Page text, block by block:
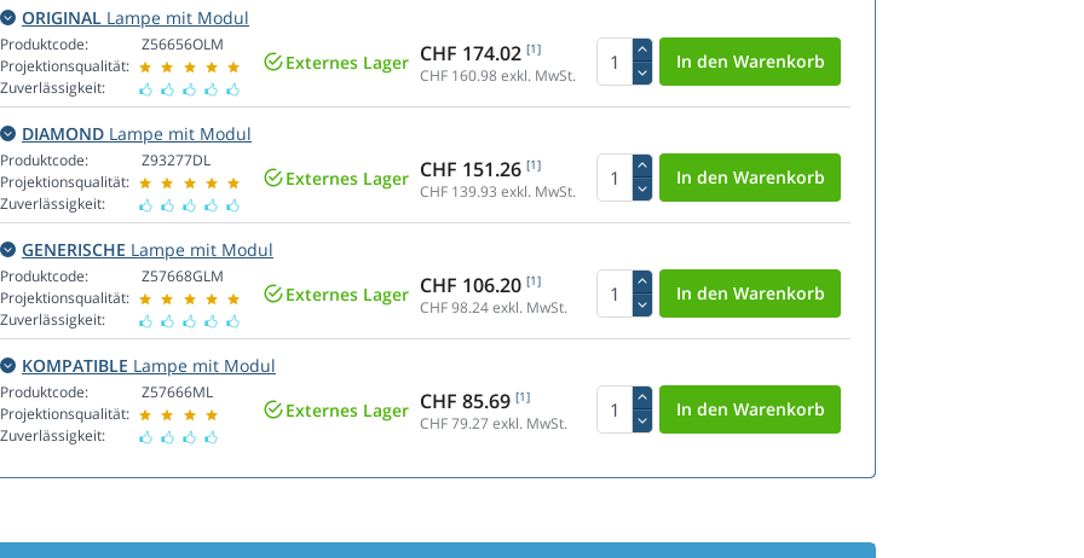
ORIGINAL Lampe mit Modul
Produktcode:
Projektionsqualität:
Zuverlässigkeit:
Z56656OLM
Externes Lager CHF 174.02 [1]
CHF 160.98exkl. MwSt.
DIAMOND Lampe mit Modul
Produktcode:
Projektionsqualität:
Zuverlässigkeit:
Z93277DL
Externes Lager CHF 151.26 [1]
CHF 139.93 exkl. MwSt.
GENERISCHE Lampe mit Modul
Produktcode:
Projektionsqualität:
Zuverlässigkeit:
Z57668GLM
Externes Lager CHF 106.20 [1]
CHF 98.24exkl. MwSt.
KOMPATIBLE Lampe mit Modul
Produktcode:
Projektionsqualität:
Zuverlässigkeit:
Z57666ML
Externes Lager CHF 85.69 [1]
CHF 79.27 exkl. MwSt.